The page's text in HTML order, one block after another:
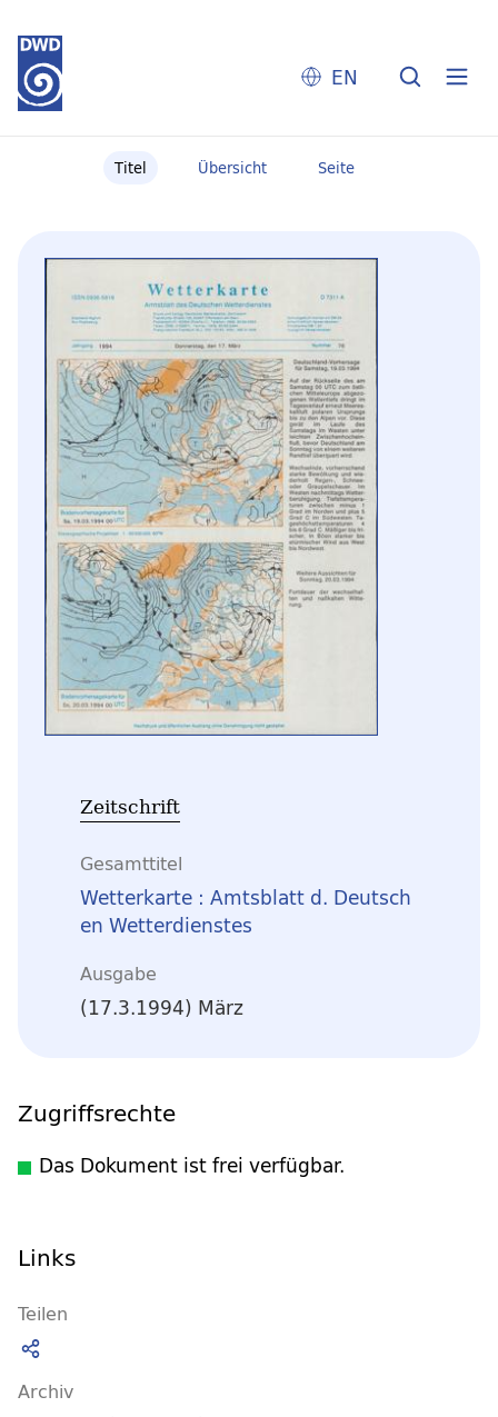
EN
Titel Übersicht Seite
Zeitschrift
Gesamttitel
Wetterkarte : Amtsblatt d. Deutsch
en Wetterdienstes
Ausgabe
(17.3.1994) März
Zugriffsrechte
Das Dokument ist frei verfügbar.
Links
Teilen
Archiv